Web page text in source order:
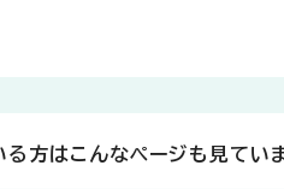
る方はこんなページも見てい